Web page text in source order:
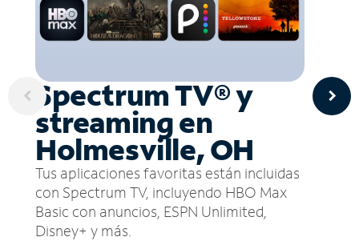
Spectrum TV® y
streaming en
Holmesville, OH
Tus aplicaciones favoritas están incluidas
con Spectrum TV, incluyendo HBO Max
Basic con anuncios, ESPN Unlimited,
Disney+ y más.